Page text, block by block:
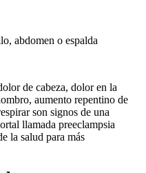
abdomen o espalda
de cabeza, dolor en la
aumento repentino de
son signos de una
llamada preeclampsia
la salud para más